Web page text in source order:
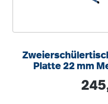
Platte 22 mm